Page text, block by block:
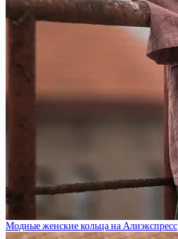
Модные женские кольца на Алиэкспресс